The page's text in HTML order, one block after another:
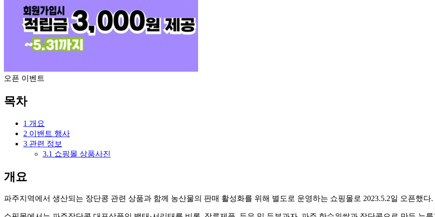
오픈 이벤트
목차
1 개요
2 이밴트 행사
3 관련 정보
3.1 쇼핑몰 상품사진
개요
파주지역에서 생산되는 장단콩 관련 상품과 함께 농산물의 판매 활성화를 위해 별도로 운영하는 쇼핑몰로 2023.5.2일 오픈했다.